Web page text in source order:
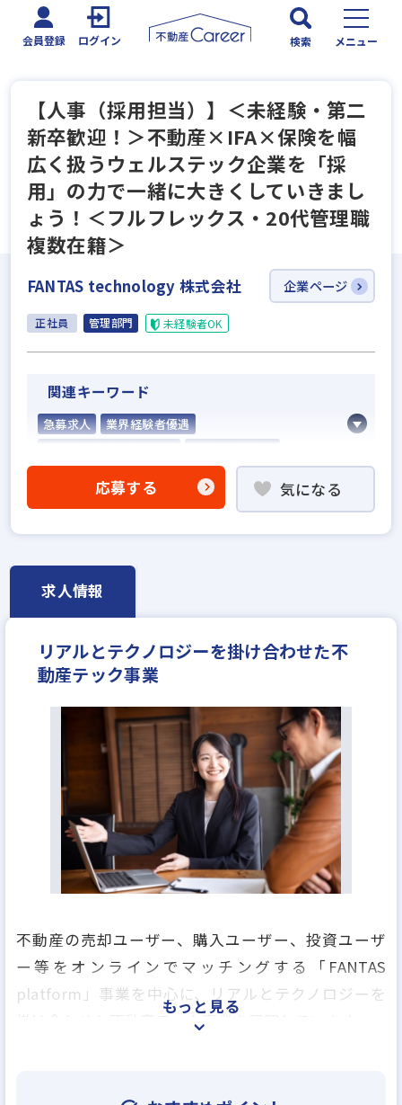
会員登録 ログイン 検索 メニュー
【人事（採用担当）】＜未経験・第二
新卒歓迎！＞不動産×IFA×保険を幅
広く扱うウェルステック企業を「採
用」の力で一緒に大きくしていきまし
ょう！＜フルフレックス・20代管理職
複数在籍＞
FANTAS technology 株式会社 企業ページ
正社員 管理部門 未経験者OK
関連キーワード
急募求人
業界経験者優遇
固定給25万円以上
宅建取引士歓迎
社宅・家賃補助あり
休日シフト制
不動産ITベンチャー
応募する 気になる
求人情報
リアルとテクノロジーを掛け合わせた不
動産テック事業
不動産の売却ユーザー、購入ユーザー、投資ユーザ
ー等をオンラインでマッチングする「FANTAS
platform」事業を中心に、リアルとテクノロジーを
掛け合わせた不動産テック事業を展開しています。
もっと見る